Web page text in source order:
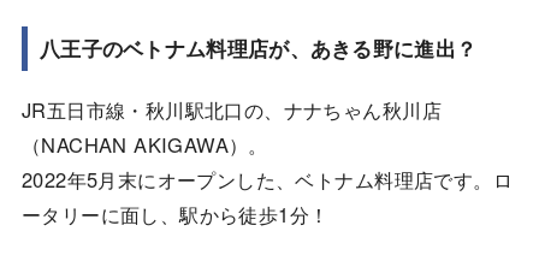
八王子のベトナム料理店が、あきる野に進出？
JR五日市線・秋川駅北口の、ナナちゃん秋川店
（NACHAN AKIGAWA）。
2022年5月末にオープンした、ベトナム料理店です。ロ
ータリーに面し、駅から徒歩1分！